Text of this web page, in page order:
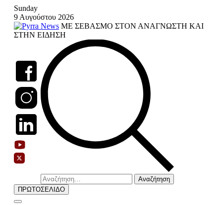
Skip
content
Sunday
9 Αυγούστου 2026
ΜΕ ΣΕΒΑΣΜΟ ΣΤΟΝ ΑΝΑΓΝΩΣΤΗ ΚΑΙ
ΣΤΗΝ ΕΙΔΗΣΗ
Αναζήτηση
για:
ΠΡΩΤΟΣΕΛΙΔΟ